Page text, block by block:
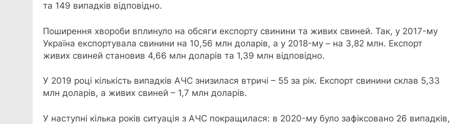
та 149 випадків відповідно.
Поширення хвороби вплинуло на обсяги експорту свинини та живих свиней. Так, у 2017-му
Україна експортувала свинини на 10,56 млн доларів, а у 2018-му – на 3,82 млн. Експорт
живих свиней становив 4,66 млн доларів та 1,39 млн відповідно.
У 2019 році кількість випадків АЧС знизилася втричі – 55 за рік. Експорт свинини склав 5,33
млн доларів, а живих свиней – 1,7 млн доларів.
У наступні кілька років ситуація з АЧС покращилася: в 2020-му було зафіксовано 26 випадків,